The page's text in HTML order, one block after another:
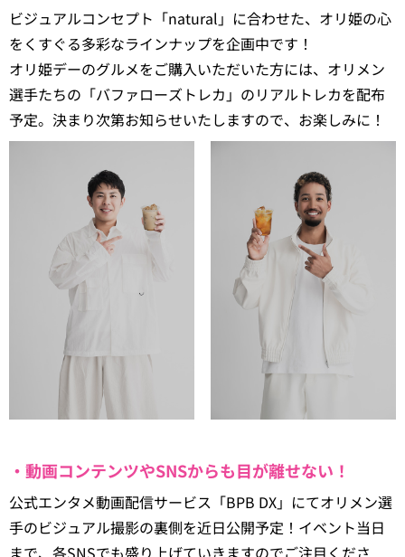
ビジュアルコンセプト「natural」に合わせた、オリ姫の心
をくすぐる多彩なラインナップを企画中です！
オリ姫デーのグルメをご購入いただいた方には、オリメン
選手たちの「バファローズトレカ」のリアルトレカを配布
予定。決まり次第お知らせいたしますので、お楽しみに！
・動画コンテンツやSNSからも目が離せない！
公式エンタメ動画配信サービス「BPB DX」にてオリメン選
手のビジュアル撮影の裏側を近日公開予定！イベント当日
まで、各SNSでも盛り上げていきますのでご注目くださ